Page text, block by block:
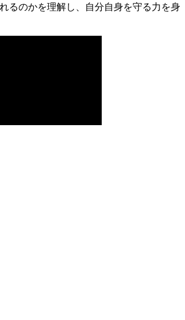
るのかを理解し、自分自身を守る力を身